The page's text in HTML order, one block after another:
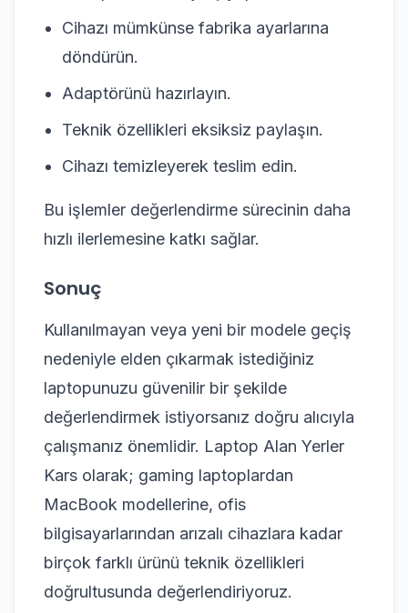
Cihazı mümkünse fabrika ayarlarına
döndürün.
Adaptörünü hazırlayın.
Teknik özellikleri eksiksiz paylaşın.
Cihazı temizleyerek teslim edin.
Bu işlemler değerlendirme sürecinin daha
hızlı ilerlemesine katkı sağlar.
Sonuç
Kullanılmayan veya yeni bir modele geçiş
nedeniyle elden çıkarmak istediğiniz
laptopunuzu güvenilir bir şekilde
değerlendirmek istiyorsanız doğru alıcıyla
çalışmanız önemlidir. Laptop Alan Yerler
Kars olarak; gaming laptoplardan
MacBook modellerine, ofis
bilgisayarlarından arızalı cihazlara kadar
birçok farklı ürünü teknik özellikleri
doğrultusunda değerlendiriyoruz.